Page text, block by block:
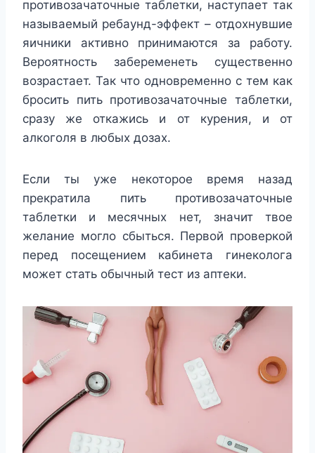
противозачаточные таблетки, наступает так
называемый ребаунд-эффект – отдохнувшие
яичники активно принимаются за работу.
Вероятность забеременеть существенно
возрастает. Так что одновременно с тем как
бросить пить противозачаточные таблетки,
сразу же откажись и от курения, и от
алкоголя в любых дозах.
Если ты уже некоторое время назад
прекратила пить противозачаточные
таблетки и месячных нет, значит твое
желание могло сбыться. Первой проверкой
перед посещением кабинета гинеколога
может стать обычный тест из аптеки.